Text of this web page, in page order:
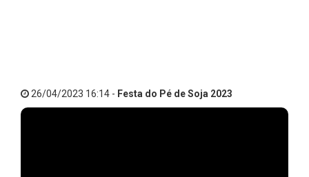
26/04/2023 16:14 - Festa do Pé de Soja 2023